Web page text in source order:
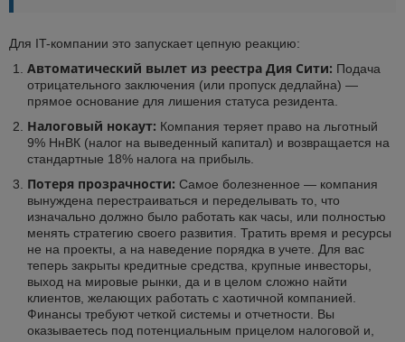
Для IT-компании это запускает цепную реакцию:
Автоматический вылет из реестра Дия Сити: Подача
отрицательного заключения (или пропуск дедлайна) —
прямое основание для лишения статуса резидента.
Налоговый нокаут: Компания теряет право на льготный
9% НнВК (налог на выведенный капитал) и возвращается на
стандартные 18% налога на прибыль.
Потеря прозрачности: Самое болезненное — компания
вынуждена перестраиваться и переделывать то, что
изначально должно было работать как часы, или полностью
менять стратегию своего развития. Тратить время и ресурсы
не на проекты, а на наведение порядка в учете. Для вас
теперь закрыты кредитные средства, крупные инвесторы,
выход на мировые рынки, да и в целом сложно найти
клиентов, желающих работать с хаотичной компанией.
Финансы требуют четкой системы и отчетности. Вы
оказываетесь под потенциальным прицелом налоговой и,